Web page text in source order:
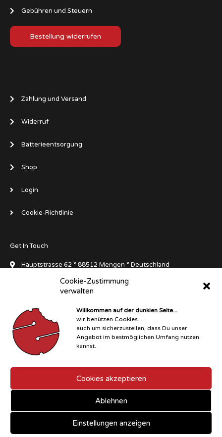
Cookie-Zustimmung
verwalten
Willkommen auf der dunklen Seite...
wir benützen Cookies....
auch um sicherzustellen, dass Du unser
Angebot im bestmöglichen Umfang nutzen
kannst.
Cookies akzeptieren
Ablehnen
Einstellungen anzeigen
Gebühren und Steuern
Bestellung widerrufen
Zahlung und Versand
Widerruf
Batterieentsorgung
Shop
Login
Cookie-Richtlinie
Get In Touch
Hauptstrasse 62 ° 88512 Mengen ° Deutschland
info[at]dluxedivegear.de
+49 7572 711045
InstagramFacebook-FacebookFacebook-
messenger
Whatsapp